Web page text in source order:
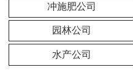
冲施肥公司
园林公司
水产公司